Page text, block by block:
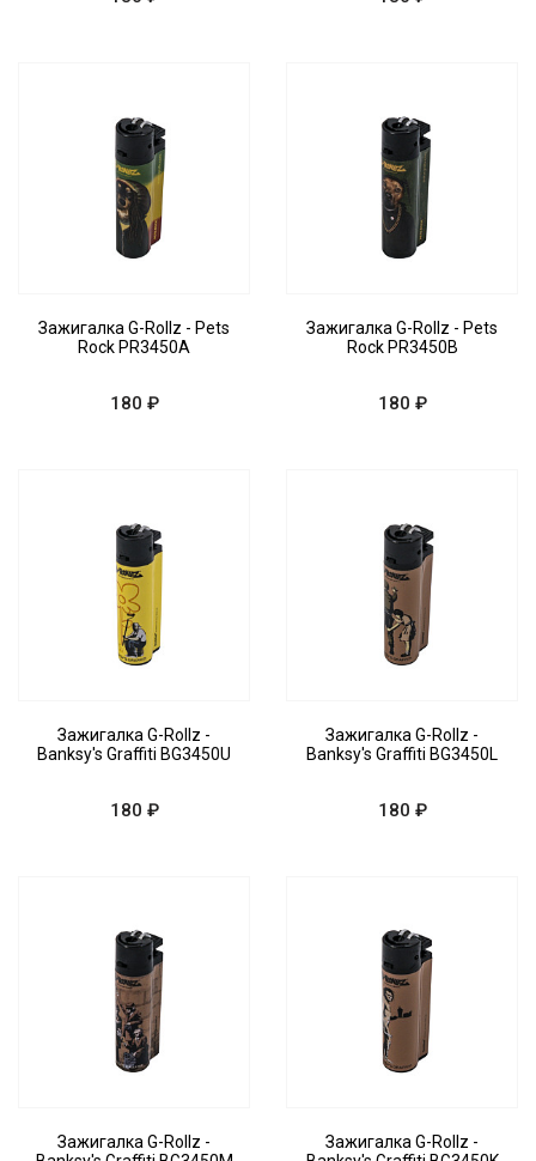
Зажигалка G-Rollz - Pets
Rock PR3450A
180 ₽
Зажигалка G-Rollz - Pets
Rock PR3450B
180 ₽
Зажигалка G-Rollz -
Banksy's Graffiti BG3450U
180 ₽
Зажигалка G-Rollz -
Banksy's Graffiti BG3450L
180 ₽
Зажигалка G-Rollz -
Зажигалка G-Rollz -